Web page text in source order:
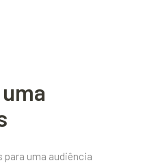
para uma audiência